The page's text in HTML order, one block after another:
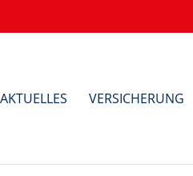
AKTUELLES VERSICHERUNG